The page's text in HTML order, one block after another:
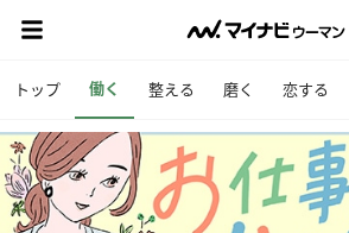
トップ 働く 整える 磨く 恋する